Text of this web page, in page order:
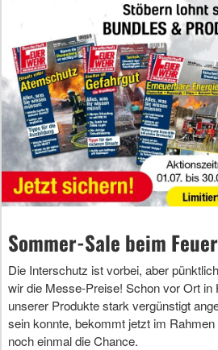
Sommer-Sale beim
Die Interschutz ist vorbei, aber
wir die Messe-Preise! Schon vor Ort in
unserer Produkte stark vergünstigt
sein konnte, bekommt jetzt im
noch einmal die Chance.